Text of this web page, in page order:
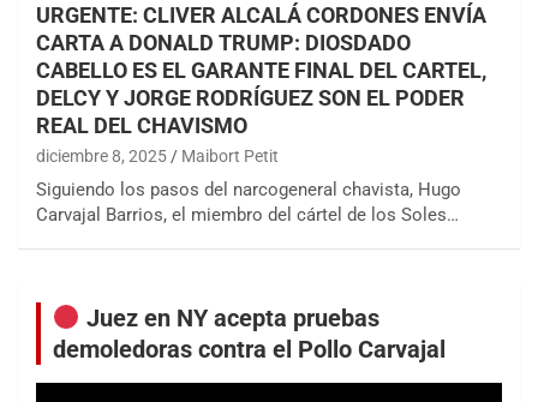
URGENTE: CLIVER ALCALÁ CORDONES ENVÍA
CARTA A DONALD TRUMP: DIOSDADO
CABELLO ES EL GARANTE FINAL DEL CARTEL,
DELCY Y JORGE RODRÍGUEZ SON EL PODER
REAL DEL CHAVISMO
diciembre 8, 2025 Maibort Petit
Siguiendo los pasos del narcogeneral chavista, Hugo
Carvajal Barrios, el miembro del cártel de los Soles…
Juez en NY acepta pruebas
demoledoras contra el Pollo Carvajal